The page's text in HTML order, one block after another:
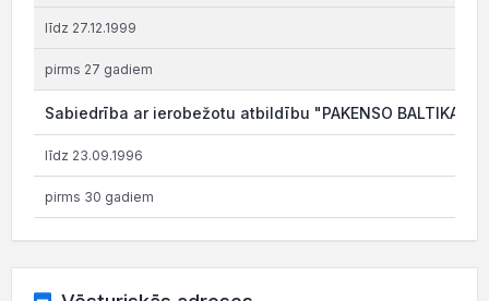
līdz 27.12.1999
pirms 27 gadiem
Sabiedrība ar ierobežotu atbildību "PAKENSO BALTIKA
līdz 23.09.1996
pirms 30 gadiem